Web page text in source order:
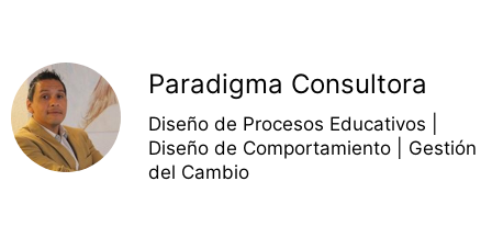
Paradigma Consultora
Diseño de Procesos Educativos |
Diseño de Comportamiento | Gestión
del Cambio